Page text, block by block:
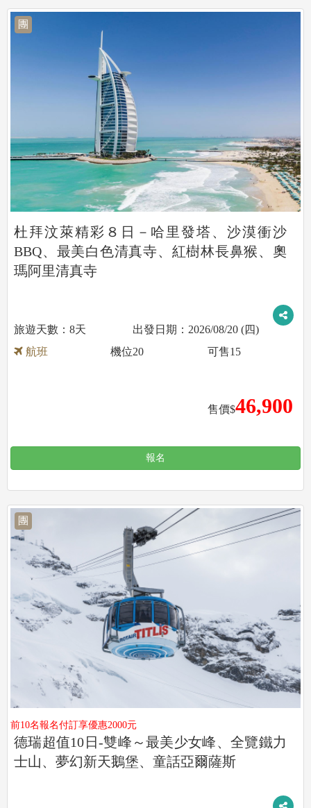
團
杜拜汶萊精彩８日－哈里發塔、沙漠衝沙
BBQ、最美白色清真寺、紅樹林長鼻猴、奧
瑪阿里清真寺
8天
2026/08/20 (四)
航班
售價$46,900
機位20 可售15
報名
團
前10名報名付訂享優惠2000元
德瑞超值10日-雙峰～最美少女峰、全覽鐵力
士山、夢幻新天鵝堡、童話亞爾薩斯